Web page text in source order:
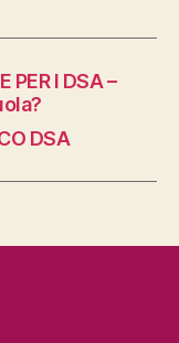
PER I DSA –
DSA